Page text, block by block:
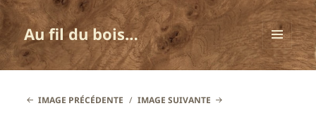
Au fil du bois…
MENU
ET
IMAGE PRÉCÉDENTE
IMAGE SUIVANTE